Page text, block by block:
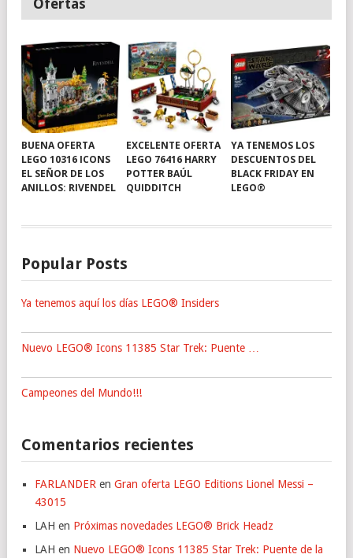
Ofertas
BUENA OFERTA
LEGO 10316 ICONS
EL SEÑOR DE LOS
ANILLOS: RIVENDEL
EXCELENTE OFERTA
LEGO 76416 HARRY
POTTER BAÚL
QUIDDITCH
YA TENEMOS LOS
DESCUENTOS DEL
BLACK FRIDAY EN
LEGO®
Popular Posts
Ya tenemos aquí los días LEGO® Insiders
Nuevo LEGO® Icons 11385 Star Trek: Puente …
Campeones del Mundo!!!
Comentarios recientes
FARLANDER en Gran oferta LEGO Editions Lionel Messi –
43015
LAH en Próximas novedades LEGO® Brick Headz
LAH en Nuevo LEGO® Icons 11385 Star Trek: Puente de la